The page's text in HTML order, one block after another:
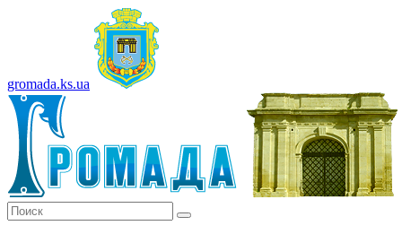
gromada.ks.ua